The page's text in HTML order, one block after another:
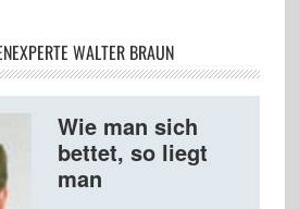
WALTER BRAUN
Wie man sich
bettet, so liegt
man